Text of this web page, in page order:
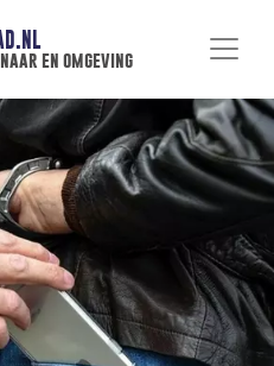
en omgeving